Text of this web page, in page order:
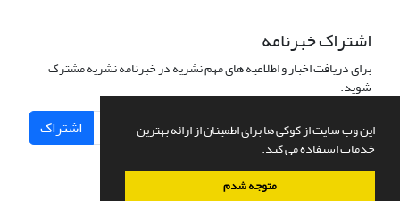
این وب سایت از کوکی ها برای اطمینان از ارائه بهترین
خدمات استفاده می کند.
متوجه شدم
اشتراک خبرنامه
برای دریافت اخبار و اطلاعیه های مهم نشریه در خبرنامه نشریه مشترک
شوید.
اشتراک